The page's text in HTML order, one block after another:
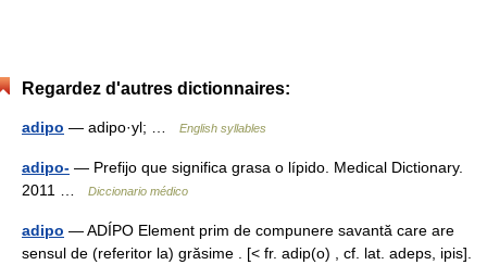
Regardez d'autres dictionnaires:
adipo — adipo·yl; … English syllables
adipo- — Prefijo que significa grasa o lípido. Medical Dictionary.
2011 …
Diccionario médico
adipo — ADÍPO Element prim de compunere savantă care are
sensul de (referitor la) grăsime . [< fr. adip(o) , cf. lat. adeps, ipis].